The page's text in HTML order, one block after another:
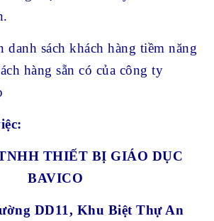
danh sách khách hàng tiềm năng
hàng sẵn có của công ty
THIẾT BỊ GIÁO DỤC
BAVICO
DD11, Khu Biệt Thự An